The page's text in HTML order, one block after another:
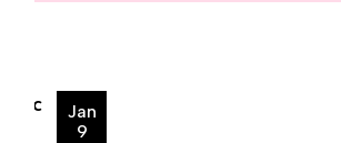
Jan
9